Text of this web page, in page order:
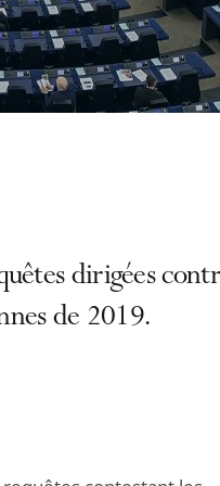
dirigées
de 2019.